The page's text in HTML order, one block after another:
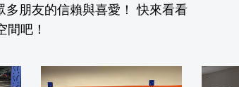
朋友的信賴與喜愛！ 快來看看
吧！